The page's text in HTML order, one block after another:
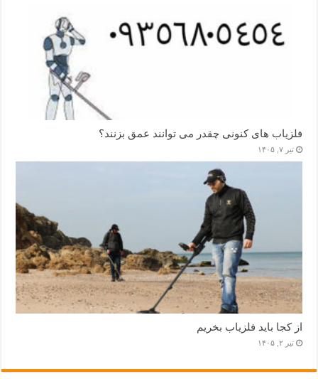
فلزیاب های کنونی چقدر می توانند عمق بزنند؟
تیر ۷, ۱۴۰۵
از کجا باید فلزیاب بخریم
تیر ۲, ۱۴۰۵